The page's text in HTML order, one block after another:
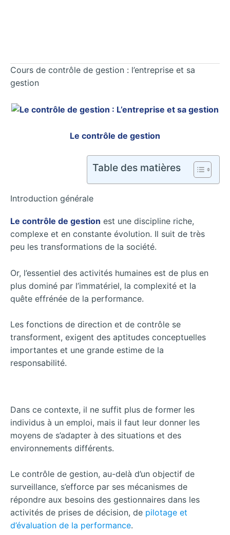
Cours de contrôle de gestion : l’entreprise et sa
gestion
Le contrôle de gestion
Table des matières
Introduction générale
Le contrôle de gestion est une discipline riche,
complexe et en constante évolution. Il suit de très
peu les transformations de la société.
Or, l’essentiel des activités humaines est de plus en
plus dominé par l’immatériel, la complexité et la
quête effrénée de la performance.
Les fonctions de direction et de contrôle se
transforment, exigent des aptitudes conceptuelles
importantes et une grande estime de la
responsabilité.
Dans ce contexte, il ne suffit plus de former les
individus à un emploi, mais il faut leur donner les
moyens de s’adapter à des situations et des
environnements différents.
Le contrôle de gestion, au-delà d’un objectif de
surveillance, s’efforce par ses mécanismes de
répondre aux besoins des gestionnaires dans les
activités de prises de décision, de pilotage et
d’évaluation de la performance.